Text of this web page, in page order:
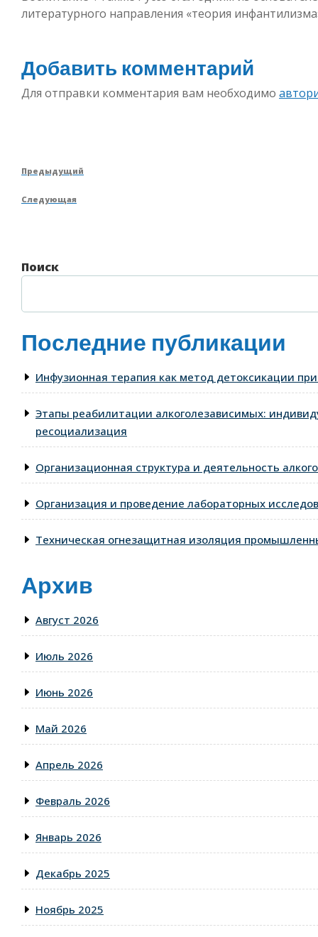
литературного направления «теория
Добавить комментарий
Для отправки комментария вам необходимо
Навигация
по
записям
Предыдущая
Предыдущий
Следующая
Следующая
Поиск
Последние публикации
Инфузионная терапия как метод детоксикации
Этапы реабилитации алкоголезависимых:
ресоциализация
Организационная структура и деятельность
Организация и проведение лабораторных
Техническая огнезащитная изоляция
Архив
Август 2026
Июль 2026
Июнь 2026
Май 2026
Апрель 2026
Февраль 2026
Январь 2026
Декабрь 2025
Ноябрь 2025